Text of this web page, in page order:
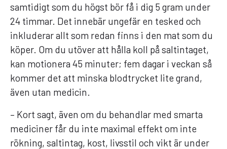
samtidigt som du högst bör få i dig 5 gram under
24 timmar. Det innebär ungefär en tesked och
inkluderar allt som redan finns i den mat som du
köper. Om du utöver att hålla koll på saltintaget,
kan motionera 45 minuter; fem dagar i veckan så
kommer det att minska blodtrycket lite grand,
även utan medicin.
– Kort sagt, även om du behandlar med smarta
mediciner får du inte maximal effekt om inte
rökning, saltintag, kost, livsstil och vikt är under